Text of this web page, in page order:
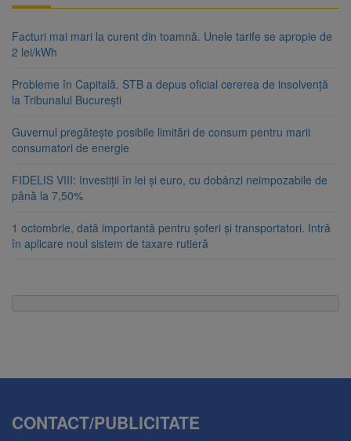
Facturi mai mari la curent din toamnă. Unele tarife se apropie de
2 lei/kWh
Probleme în Capitală. STB a depus oficial cererea de insolvență
la Tribunalul București
Guvernul pregătește posibile limitări de consum pentru marii
consumatori de energie
FIDELIS VIII: Investiții în lei și euro, cu dobânzi neimpozabile de
până la 7,50%
1 octombrie, dată importantă pentru șoferi și transportatori. Intră
în aplicare noul sistem de taxare rutieră
CONTACT/PUBLICITATE